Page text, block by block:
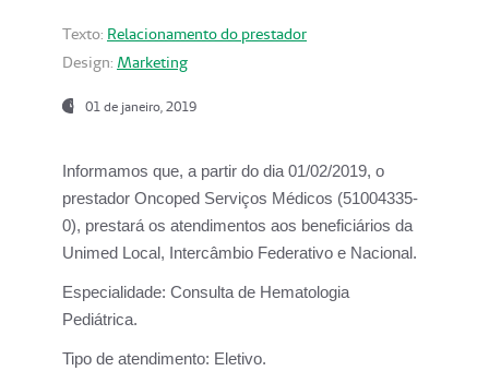
Texto: Relacionamento do prestador
Design: Marketing
01 de janeiro, 2019
Informamos que, a partir do dia 01/02/2019, o
prestador Oncoped Serviços Médicos (51004335-
0), prestará os atendimentos aos beneficiários da
Unimed Local, Intercâmbio Federativo e Nacional.
Especialidade: Consulta de Hematologia
Pediátrica.
Tipo de atendimento: Eletivo.